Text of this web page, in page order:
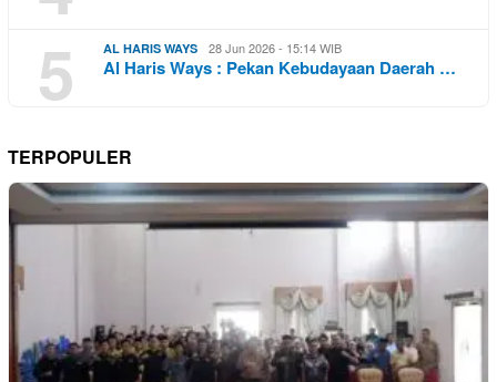
5 AL HARIS WAYS 28 Jun 2026 - 15:14 WIB
Al Haris Ways : Pekan Kebudayaan Daerah …
TERPOPULER